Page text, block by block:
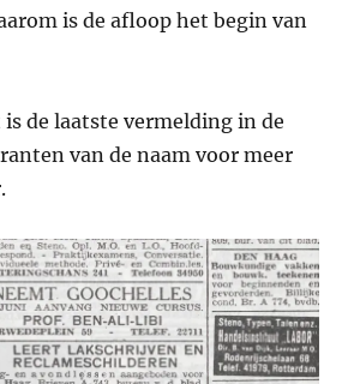
is de afloop het begin van
is de laatste vermelding in de
van de naam voor meer